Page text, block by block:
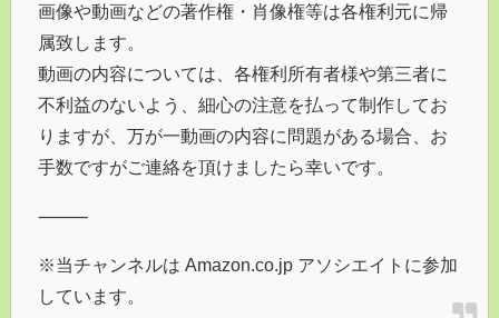
画像や動画などの著作権・肖像権等は各権利元に帰
属致します。
動画の内容については、各権利所有者様や第三者に
不利益のないよう、細心の注意を払って制作してお
りますが、万が一動画の内容に問題がある場合、お
手数ですがご連絡を頂けましたら幸いです。
⸻
※当チャンネルは Amazon.co.jp アソシエイトに参加
しています。